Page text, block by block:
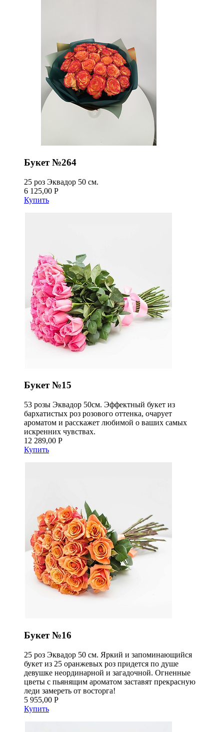
Букет №264
25 роз Эквадор 50 см.
6 125,00 Р
Купить
Букет №15
53 розы Эквадор 50см. Эффектный букет из
бархатистых роз розового оттенка, очарует
ароматом и расскажет любимой о ваших самых
искренних чувствах.
12 289,00 Р
Купить
Букет №16
25 роз Эквадор 50 см. Яркий и запоминающийся
букет из 25 оранжевых роз придется по душе
девушке неординарной и загадочной. Огненные
цветы с пьянящим ароматом заставят прекрасную
леди замереть от восторга!
5 955,00 Р
Купить